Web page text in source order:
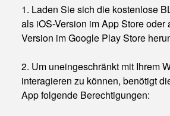
1. Laden Sie sich die kostenlose
als iOS-Version im App Store oder
Version im Google Play Store
2. Um uneingeschränkt mit Ihrem
interagieren zu können, benötigt
App folgende Berechtigungen: